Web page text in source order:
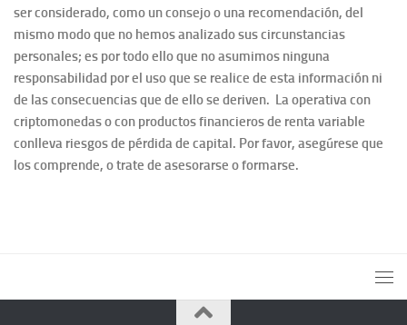
ser considerado, como un consejo o una recomendación, del
mismo modo que no hemos analizado sus circunstancias
personales; es por todo ello que no asumimos ninguna
responsabilidad por el uso que se realice de esta información ni
de las consecuencias que de ello se deriven. La operativa con
criptomonedas o con productos financieros de renta variable
conlleva riesgos de pérdida de capital. Por favor, asegúrese que
los comprende, o trate de asesorarse o formarse.